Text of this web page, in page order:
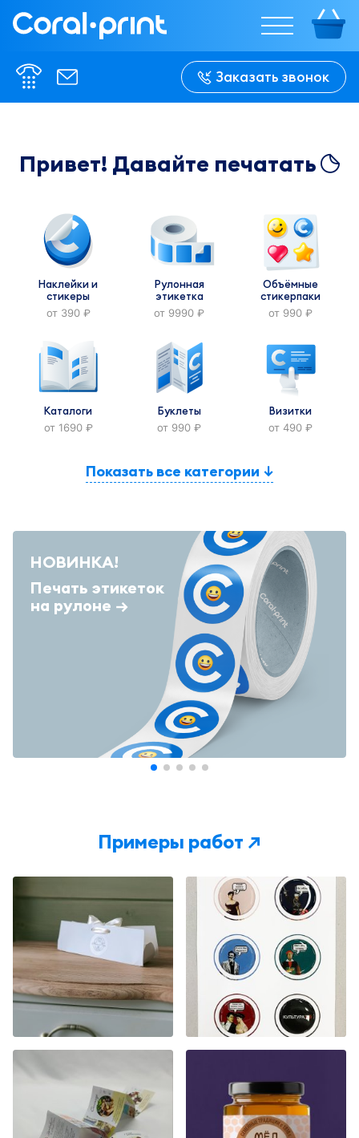
В сложенном
виде:
%h%
В сложенном
виде:
%h%
Заказать звонок
Привет! Давайте печатать
Наклейки и
стикеры
от 390 руб.
Рулонная
этикетка
от 9990руб.
Объёмные
стикерпаки
от 990руб.
Каталоги
от 1690 руб.
Буклеты
от 990руб.
Визитки
от 490руб.
Показать все категории
НОВИНКА!
Печать этикеток
на рулоне →
Примеры работ